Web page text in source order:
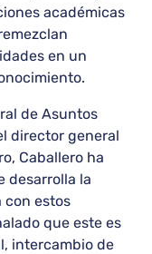
académicas
en un
de Asuntos
director general
Caballero ha
desarrolla la
con estos
que este es
intercambio de